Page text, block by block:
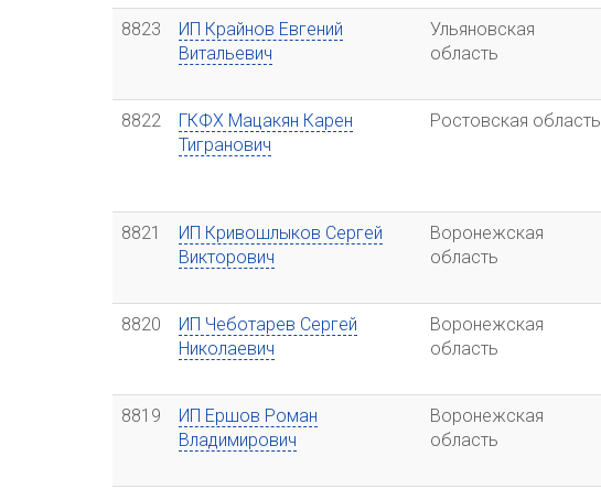
8823
ИП Крайнов Евгений
Витальевич
Ульяновская
область
8822
ГКФХ Мацакян Карен
Тигранович
Ростовская область
8821
ИП Кривошлыков Сергей
Викторович
Воронежская
область
8820
ИП Чеботарев Сергей
Николаевич
Воронежская
область
8819
ИП Ершов Роман
Владимирович
Воронежская
область